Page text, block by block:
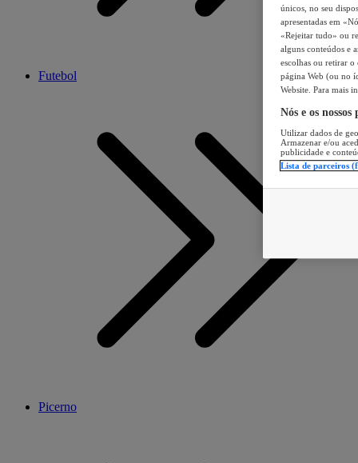
Futebol
Picerno
únicos, no seu
apresentadas em
«Rejeitar tudo» ou
alguns conteúdos e
escolhas ou retirar
página Web (ou no
Website. Para mais
Nós e os
Utilizar dados de
Armazenar e/ou
publicidade e
Lista de parceiros